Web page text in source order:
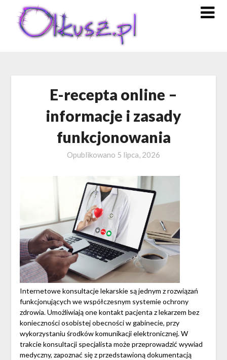
content
E-recepta online –
informacje i zasady
funkcjonowania
Opublikowano 5 lipca, 2026
Internetowe konsultacje lekarskie są jednym z rozwiązań
funkcjonujących we współczesnym systemie ochrony
zdrowia. Umożliwiają one kontakt pacjenta z lekarzem bez
konieczności osobistej obecności w gabinecie, przy
wykorzystaniu środków komunikacji elektronicznej. W
trakcie konsultacji specjalista może przeprowadzić wywiad
medyczny, zapoznać się z przedstawioną dokumentacją